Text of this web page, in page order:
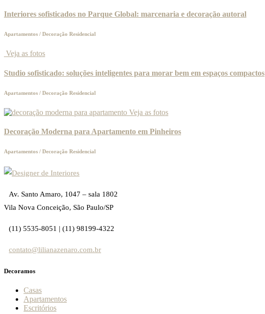
Interiores sofisticados no Parque Global: marcenaria e decoração autoral
Apartamentos / Decoração Residencial
Veja as fotos
Studio sofisticado: soluções inteligentes para morar bem em espaços compactos
Apartamentos / Decoração Residencial
Veja as fotos
Decoração Moderna para Apartamento em Pinheiros
Apartamentos / Decoração Residencial
Av. Santo Amaro, 1047 – sala 1802
Vila Nova Conceição, São Paulo/SP
(11) 5535-8051 | (11) 98199-4322
contato@lilianazenaro.com.br
Decoramos
Casas
Apartamentos
Escritórios